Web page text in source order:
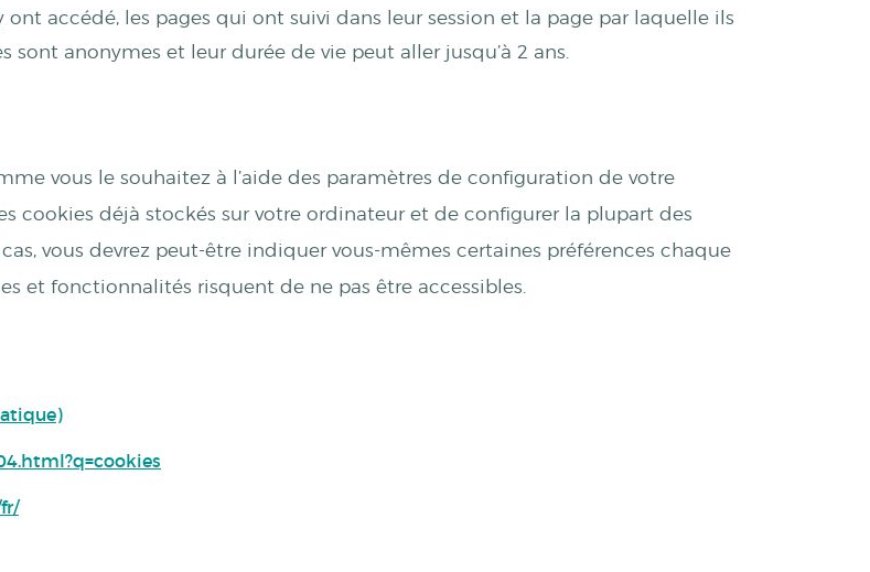
accédé, les pages qui ont suivi dans leur session et la page par laquelle ils
anonymes et leur durée de vie peut aller jusqu’à 2 ans.
vous le souhaitez à l’aide des paramètres de configuration de votre
cookies déjà stockés sur votre ordinateur et de configurer la plupart des
vous devrez peut-être indiquer vous-mêmes certaines préférences chaque
et fonctionnalités risquent de ne pas être accessibles.